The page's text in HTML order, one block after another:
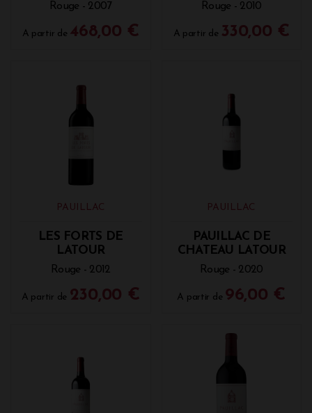
Rouge - 2007
A partir de 468,00 €
Rouge - 2010
A partir de 330,00 €
PAUILLAC
LES FORTS DE
LATOUR
Rouge - 2012
A partir de 230,00 €
PAUILLAC
PAUILLAC DE
CHATEAU LATOUR
Rouge - 2020
A partir de 96,00 €